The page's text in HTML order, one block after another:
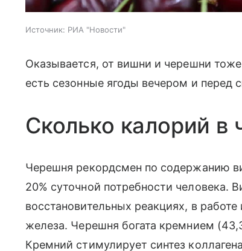
Источник: РИА "Новости"
Оказывается, от вишни и черешни
есть сезонные ягоды вечером и перед
Сколько калорий в
Черешня рекордсмен по содержанию
20% суточной потребности человека.
восстановительных реакциях, в
железа. Черешня богата кремнием
Кремний стимулирует синтез